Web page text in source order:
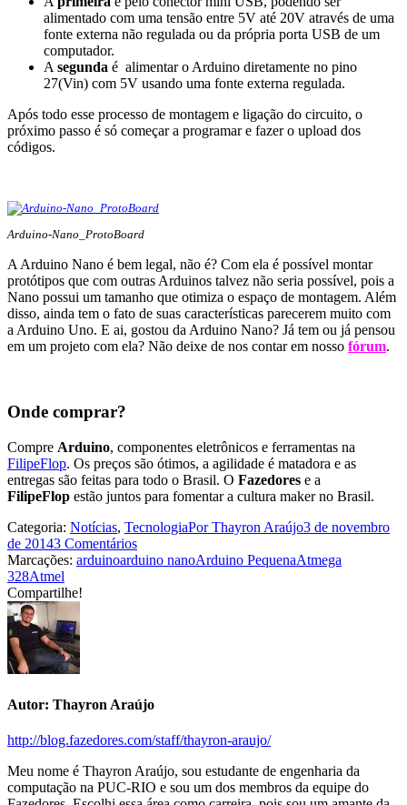
alimentado com uma tensão entre 5V até 20V através de uma
fonte externa não regulada ou da própria porta USB de um
computador.
A segunda é alimentar o Arduino diretamente no pino
27(Vin) com 5V usando uma fonte externa regulada.
Após todo esse processo de montagem e ligação do circuito, o
próximo passo é só começar a programar e fazer o upload dos
códigos.
Arduino-Nano_ProtoBoard
A Arduino Nano é bem legal, não é? Com ela é possível montar
protótipos que com outras Arduinos talvez não seria possível, pois a
Nano possui um tamanho que otimiza o espaço de montagem. Além
disso, ainda tem o fato de suas características parecerem muito com
a Arduino Uno. E ai, gostou da Arduino Nano? Já tem ou já pensou
em um projeto com ela? Não deixe de nos contar em nosso fórum.
Onde comprar?
Compre Arduino, componentes eletrônicos e ferramentas na
FilipeFlop. Os preços são ótimos, a agilidade é matadora e as
entregas são feitas para todo o Brasil. O Fazedores e a
FilipeFlop estão juntos para fomentar a cultura maker no Brasil.
Categoria: Notícias, TecnologiaPorThayron Araújo3 de novembro
de 20143 Comentários
Marcações: arduinoarduino nanoArduino PequenaAtmega
328Atmel
Compartilhe!
Share
with
Facebook
Share
with
Twitter
Share
with
WhatsApp
Share
with
Google+
Share
with
LinkedIn
Autor: Thayron Araújo
http://blog.fazedores.com/staff/thayron-araujo/
Meu nome é Thayron Araújo, sou estudante de engenharia da
computação na PUC-RIO e sou um dos membros da equipe do